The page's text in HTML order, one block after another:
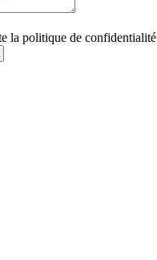
la politique de confidentialité